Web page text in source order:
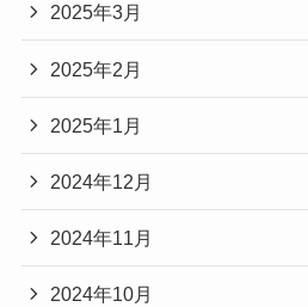
2025年3月
2025年2月
2025年1月
2024年12月
2024年11月
2024年10月